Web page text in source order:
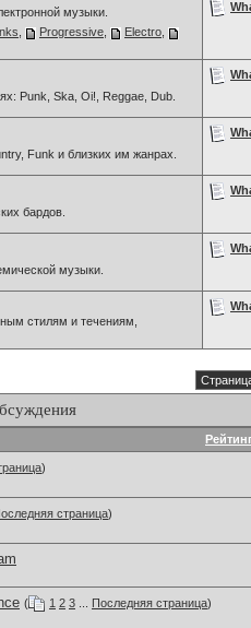
музыки.
Progressive Electro
Punk, Ska, Oi!, Reggae, Dub.
Funk и близких им жанрах.
бардов.
музыки.
стилям и течениям,
)
страница)
( 1 2 3 Последняя страница)